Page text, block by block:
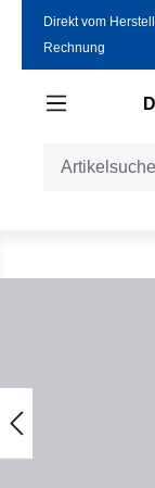
Zum Hauptinhalt
Direkt vom
Rechnung